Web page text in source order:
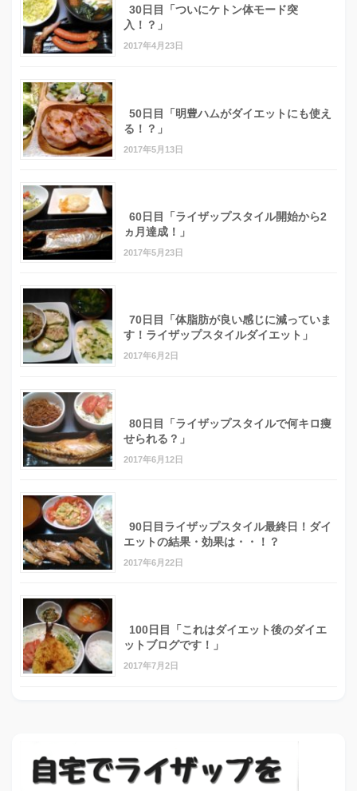
30日目「ついにケトン体モード突
入！？」
2017年4月23日
50日目「明豊ハムがダイエットにも使え
る！？」
2017年5月13日
60日目「ライザップスタイル開始から2
ヵ月達成！」
2017年5月23日
70日目「体脂肪が良い感じに減っていま
す！ライザップスタイルダイエット」
2017年6月2日
80日目「ライザップスタイルで何キロ痩
せられる？」
2017年6月12日
90日目ライザップスタイル最終日！ダイ
エットの結果・効果は・・！？
2017年6月22日
100日目「これはダイエット後のダイエ
ットブログです！」
2017年7月2日